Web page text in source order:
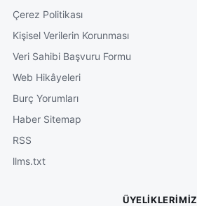
Çerez Politikası
Kişisel Verilerin Korunması
Veri Sahibi Başvuru Formu
Web Hikâyeleri
Burç Yorumları
Haber Sitemap
RSS
llms.txt
ÜYELIKLERIMIZ